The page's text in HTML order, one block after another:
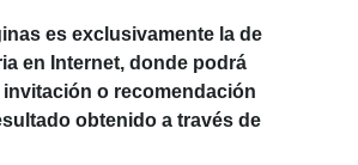
es exclusivamente la de
en Internet, donde podrá
o recomendación
obtenido a través de